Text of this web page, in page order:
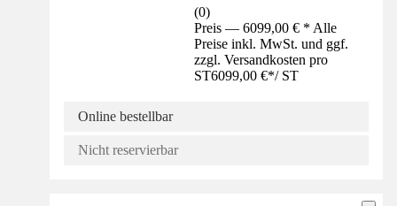
(0)
Preis — 6099,00 € * Alle
Preise inkl. MwSt. und ggf.
zzgl. Versandkosten pro
ST6099,00 €*/ ST
Online bestellbar
Nicht reservierbar